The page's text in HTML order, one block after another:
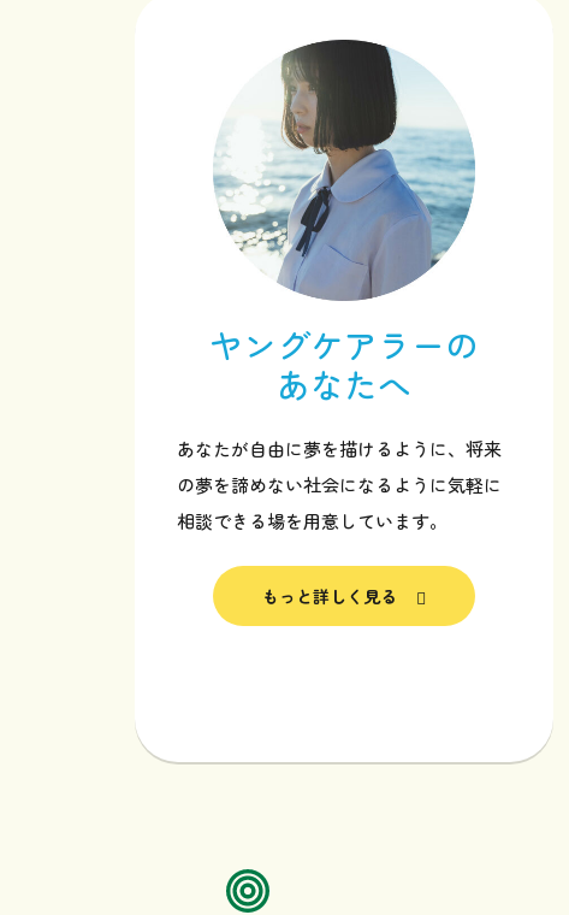
トップページ
ヤングケアラーのあなたへ
ヤングケアラーを支える
ヤングケアラーの
あなたへ
あなたが自由に夢を描けるように、将来
の夢を諦めない社会になるように気軽に
相談できる場を用意しています。
もっと詳しく見る